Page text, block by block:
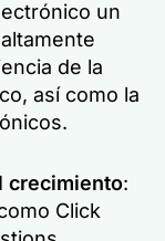
un
de la
así como la
crecimiento:
Click